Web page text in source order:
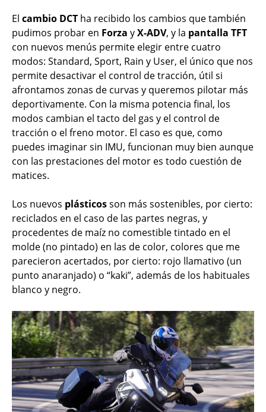
El cambio DCT ha recibido los cambios que también
pudimos probar en Forza yX-ADV, y la pantalla TFT
con nuevos menús permite elegir entre cuatro
modos: Standard, Sport, Rain y User, el único que nos
permite desactivar el control de tracción, útil si
afrontamos zonas de curvas y queremos pilotar más
deportivamente. Con la misma potencia final, los
modos cambian el tacto del gas y el control de
tracción o el freno motor. El caso es que, como
puedes imaginar sin IMU, funcionan muy bien aunque
con las prestaciones del motor es todo cuestión de
matices.
Los nuevos plásticosson más sostenibles, por cierto:
reciclados en el caso de las partes negras, y
procedentes de maíz no comestible tintado en el
molde (no pintado) en las de color, colores que me
parecieron acertados, por cierto: rojo llamativo (un
punto anaranjado) o “kaki”, además de los habituales
blanco y negro.